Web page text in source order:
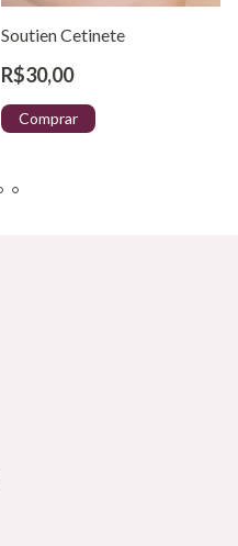
Soutien Cetinete
R$30,00
Comprar